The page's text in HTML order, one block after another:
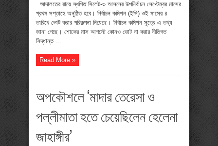
আদালতের রায়ে স্থগিত সিলেট-৩ আসনের উপনির্বাচন সেপ্টেম্বর মাসের
প্রথম সপ্তাহে অনুষ্ঠিত হবে। নির্বাচন কমিশন (ইসি) ওই মাসের ৪
তারিখে ভোট করার পরিকল্পনা নিয়েছে। নির্বাচন কমিশন সূত্রে এ তথ্য
জানা গেছে। শোকের মাস আগস্টে কোনও ভোট না করার নীতিগত
সিদ্ধান্ত ...
Read More »
অপকৌশলে ‘মাদার তেরেসা ও
পল্লীমাতা হতে চেয়েছিলেন হেলেনা
জাহাঙ্গীর’